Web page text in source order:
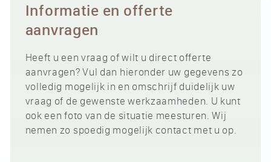
Informatie en offerte
aanvragen
Heeft u een vraag of wilt u direct offerte
aanvragen? Vul dan hieronder uw gegevens zo
volledig mogelijk in en omschrijf duidelijk uw
vraag of de gewenste werkzaamheden. U kunt
ook een foto van de situatie meesturen. Wij
nemen zo spoedig mogelijk contact met u op.